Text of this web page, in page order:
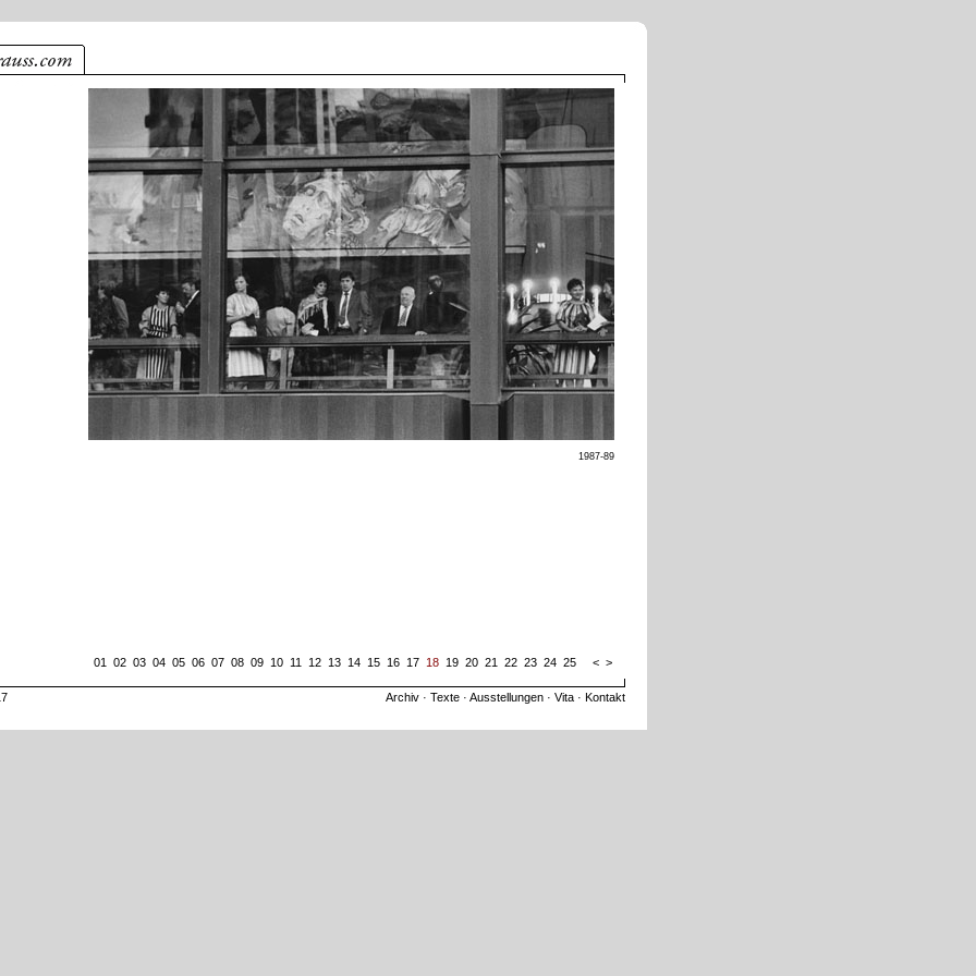
1987-89
01 02 03 04 05 06 07 08 09 10 11 12 13 14 15 16 17 18 19 20 21 22 23 24 25 < >
Archiv · Texte · Ausstellungen · Vita · Kontakt